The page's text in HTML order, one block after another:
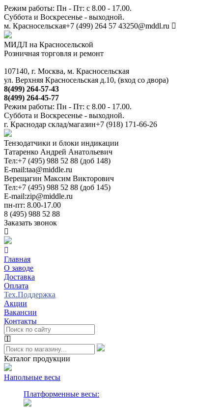
Режим работы: Пн - Пт: с 8.00 - 17.00.
Суббота и Воскресенье - выходной.
м. Красносельская+7 (499) 264 57 43250@mddl.ru
МИДЛ на Красносельской
Розничная торговля и ремонт
107140, г. Москва, м. Красносельская
ул. Верхняя Красносельская д.10, (вход со двора)
8(499) 264-57-43
8(499) 264-45-77
Режим работы: Пн - Пт: с 8.00 - 17.00.
Суббота и Воскресенье - выходной.
г. Краснодар склад/магазин+7 (918) 171-66-26
Тензодатчики и блоки индикации
Татаренко Андрей Анатольевич
Тел:+7 (495) 988 52 88 (доб 148)
E-mail:taa@middle.ru
Верещагин Максим Викторович
Тел:+7 (495) 988 52 88 (доб 145)
E-mail:zip@middle.ru
пн-пт: 8.00-17.00
8 (495) 988 52 88
Заказать звонок
Главная
О заводе
Доставка
Оплата
Тех.Поддержка
Акции
Вакансии
Контакты
Каталог продукции
Напольные весы
Платформенные весы: